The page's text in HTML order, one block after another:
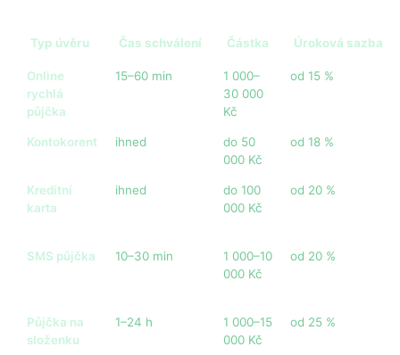
Typ úvěru Čas schválení Částka Úroková sazba
Online
rychlá
půjčka
15–60 min
1 000–
30 000
Kč
od 15 %
Kontokorent ihned
do 50
000 Kč
od 18 %
Kreditní
karta
ihned
do 100
000 Kč
od 20 %
SMS půjčka 10–30 min
1 000–10
000 Kč
od 20 %
Půjčka na
složenku
1–24 h
1 000–15
000 Kč
od 25 %